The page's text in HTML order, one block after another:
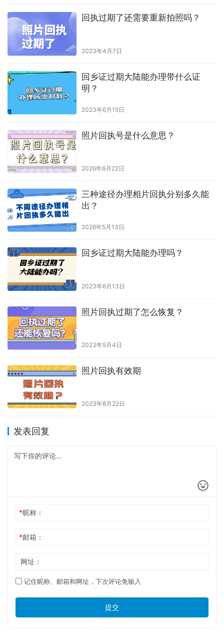
回执过期了还需要重新拍照吗？
2023年4月7日
回乡证过期大陆能办理带什么证
明？
2023年6月15日
照片回执号是什么意思？
2026年6月22日
三种途径办理相片回执分别多久能
出？
2026年5月13日
回乡证过期大陆能办理吗？
2023年6月13日
照片回执过期了怎么恢复？
2023年5月4日
照片回执有效期
2023年8月22日
发表回复
*昵称：
*邮箱：
网址：
记住昵称、邮箱和网址，下次评论免输入
提交